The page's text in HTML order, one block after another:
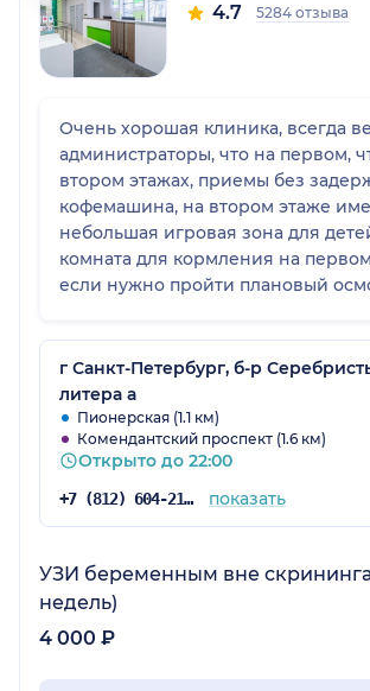
4.7 5284 отзыва
Очень хорошая клиника, всегда
администраторы, что на первом,
втором этажах, приемы без
кофемашина, на втором этаже
небольшая игровая зона для
комната для кормления на
если нужно пройти плановый
день, мы так проходили осмотр в
прошли всех врачей за один
достаточно быстро, сейчас нас
плановый осмотр в год, тоже
сделать за один день. Есть
поставить прививку и сдать
кстати, в процедурном очень
г Санкт-Петербург, б-р
литера а
Пионерская (1.1 км)
Комендантский проспект (1.6 км)
Открыто до 22:00
+7 (812) 604-21-51 показать
УЗИ беременным вне скрининга
недель)
4 000 ₽